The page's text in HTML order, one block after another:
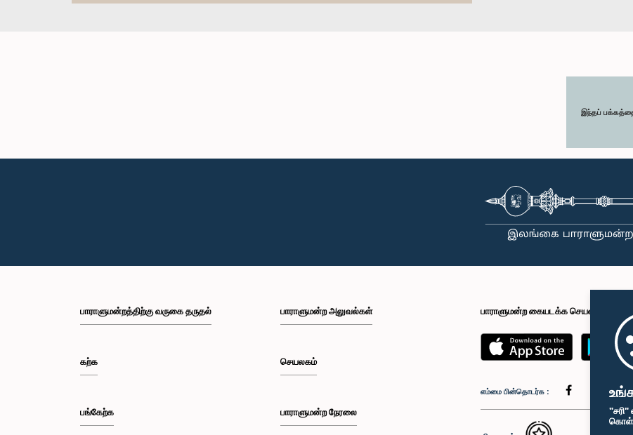
இந்தப்
பாராளுமன்றத்திற்கு வருகை தருதல்
கற்க
பங்கேற்க
பாராளுமன்ற அலுவல்கள்
செயலகம்
பாராளுமன்ற நேரலை
பாராளுமன்ற கையடக்க செயலி
எம்மை பின்தொடர்க :